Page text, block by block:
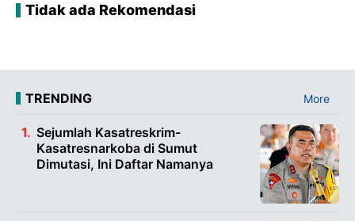
Tidak ada Rekomendasi
TRENDING More
Sejumlah Kasatreskrim-
Kasatresnarkoba di Sumut
Dimutasi, Ini Daftar Namanya